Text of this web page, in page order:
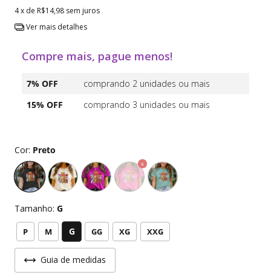
4x de R$14,98 sem juros
Ver mais detalhes
Compre mais, pague menos!
7% OFF
comprando 2 unidades ou mais
15% OFF
comprando 3 unidades ou mais
Cor: Preto
Tamanho: G
P M G GG XG XXG
Guia de medidas